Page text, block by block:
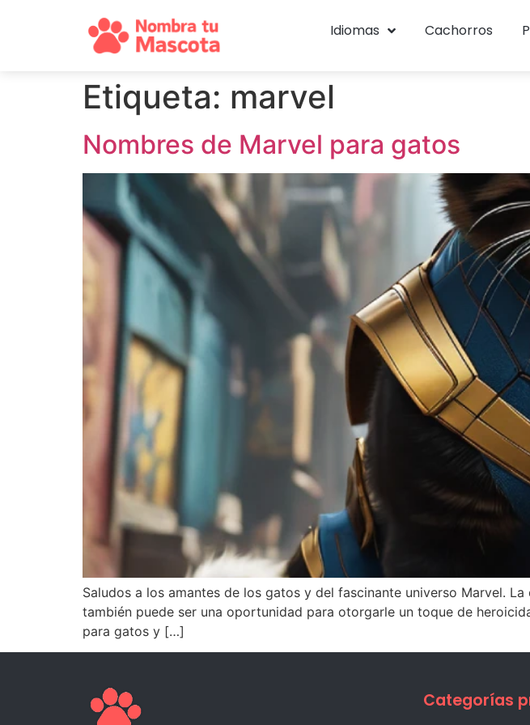
Idiomas Cachorros
Etiqueta: marvel
Nombres de Marvel para gatos
Saludos a los amantes de los gatos y del fascinante universo Marvel.
también puede ser una oportunidad para otorgarle un toque de
para gatos y […]
Categorías